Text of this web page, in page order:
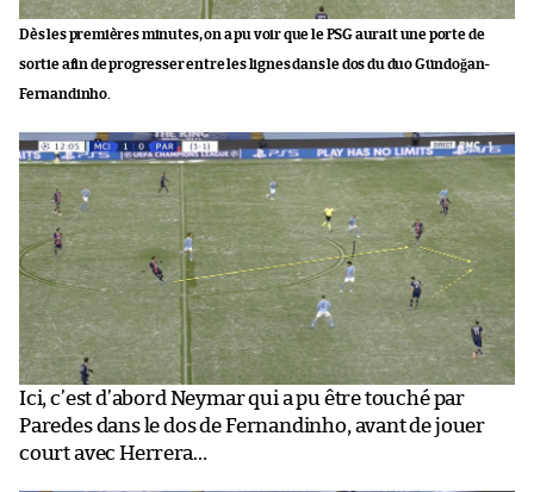
Dès les premières minutes, on a pu voir que le PSG aurait une porte de
sortie afin de progresser entre les lignes dans le dos du duo Gündoğan-
Fernandinho.
Ici, c’est d’abord Neymar qui a pu être touché par
Paredes dans le dos de Fernandinho, avant de jouer
court avec Herrera…